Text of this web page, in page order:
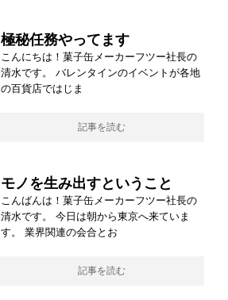
極秘任務やってます
こんにちは！菓子缶メーカーフツー社長の
清水です。 バレンタインのイベントが各地
の百貨店ではじま
記事を読む
モノを生み出すということ
こんばんは！菓子缶メーカーフツー社長の
清水です。 今日は朝から東京へ来ていま
す。 業界関連の会合とお
記事を読む